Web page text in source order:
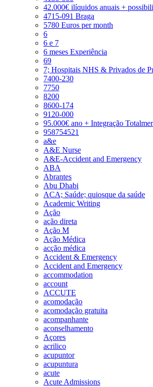
42.000€ ilíquidos anuais +
4715-091 Braga
5780 Euros per month
6
6 e 7
6 meses Experiência
69
7; Hospitais NHS & Privados de
7400-230
7750
8200
8600-174
9120-000
95.000€ ano + Integração
958754521
a&e
A&E Nurse
A&E-Accident and Emergency
ABA
Abrantes
Abu Dhabi
ACA; Saúde; quiosque da saúde
Academic Writing
Ação
ação direta
Ação M
Ação Médica
acção médica
Accident & Emergency
Accident and Emergency
accommodation
account
ACCUTE
acomodação
acomodação gratuita
acompanhante
aconselhamento
Açores
acrilico
acupuntor
acupuntura
acute
Acute Admissions